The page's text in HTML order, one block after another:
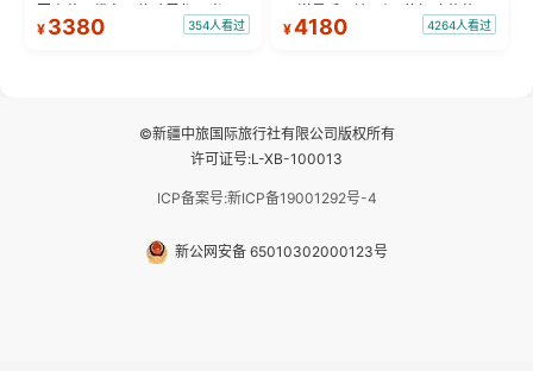
军山落日缆车，体验雪都风光 3.
将军山，夕阳派对，蹦迪party 4.
¥ 3380 354人看过
西洋最后一滴眼泪”的极致蔚蓝，
让雪山、花海与深邃湖水在转弯
¥4180 4264人看过
©新疆中旅国际旅行社有限公司版权所有
许可证号:L-XB-100013
ICP备案号:新ICP备19001292号-4
新公网安备 65010302000123号